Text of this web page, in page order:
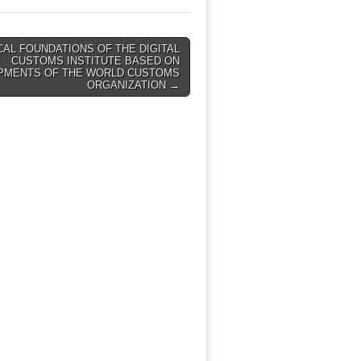
FOUNDATIONS OF THE DIGITAL
CUSTOMS INSTITUTE BASED ON
OF THE WORLD CUSTOMS
ORGANIZATION →